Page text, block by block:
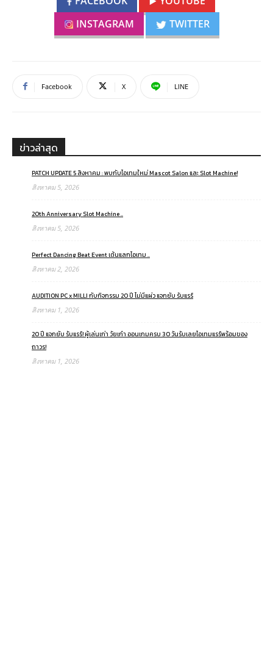
INSTAGRAM
TWITTER
Facebook X LINE
ข่าวล่าสุด
PATCH UPDATE 5 สิงหาคม : พบกับไอเทมใหม่ Mascot Salon และ Slot Machine!
สิงหาคม 5, 2026
20th Anniversary Slot Machine ..
สิงหาคม 5, 2026
Perfect Dancing Beat Event เต้นแลกไอเทม ..
สิงหาคม 2, 2026
AUDITION PC x MILLI กับกิจกรรม 20 ปี ไม่มีแผ่ว แจกยับ รับแรร์
สิงหาคม 1, 2026
20 ปี แจกยับ รับแรร์! ผู้เล่นเก่า วัยเก๋า ออนเกมครบ 30 วันรับเลยไอเทมแรร์พร้อมของ
ถาวร!
สิงหาคม 1, 2026